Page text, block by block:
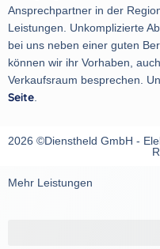
Ansprechpartner in der
Leistungen. Unkomplizierte
bei uns neben einer guten
können wir ihr Vorhaben,
Verkaufsraum besprechen.
Seite
2026 ©Dienstheld GmbH -
Mehr Leistungen